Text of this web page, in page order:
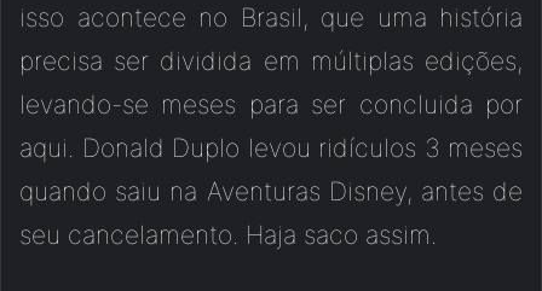
isso acontece no Brasil, que uma história
precisa ser dividida em múltiplas edições,
levando-se meses para ser concluida por
aqui. Donald Duplo levou ridículos 3 meses
quando saiu na Aventuras Disney, antes de
seu cancelamento. Haja saco assim.